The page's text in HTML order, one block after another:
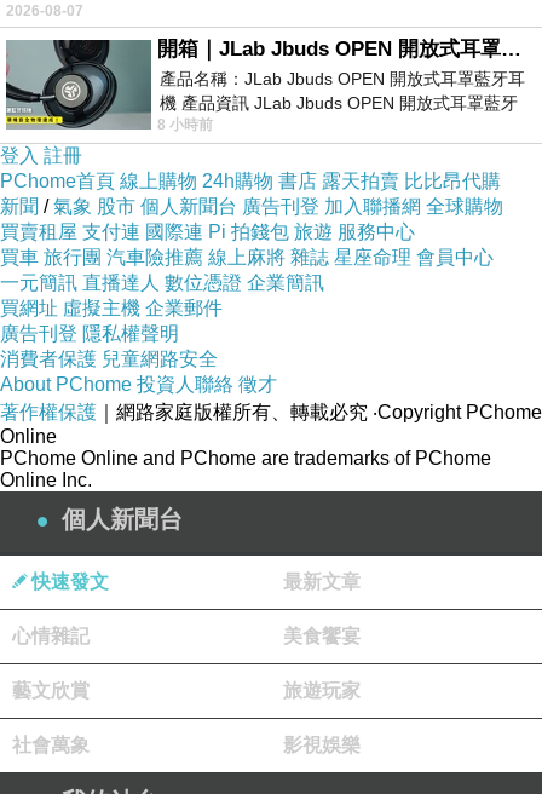
《試穿心得參考》
《FREE SIZE》
全長： 59cm 袖長： 62cm 袖口寬：
10cm
肩寬：38cm 胸圍： 44cm 下擺：
46cm
★此款商品不含內搭背心.飾品
★MODEL試穿報告：MOEDL體型纖
瘦，三圍32/23/34，身高164cm，體
重42kg，
平日穿S號，此款示範穿感覺略鬆
★商品材質手感描述：棉質材質，彈
★搭配建議：可參考下方圖檔，隨意
2026-08-07
開箱｜JLab Jbuds OPEN 開放式耳罩藍牙耳機 - 設計美學，輕巧、透氣、環境音全物理達成！
產品名稱：JLab Jbuds OPEN 開放式耳罩藍牙耳
機 產品資訊 JLab Jbuds OPEN 開放式耳罩藍牙
耳機評語：非常有特色，值得喜愛美型工
8 小時前
登入 註冊
PChome首頁 線上購物 24h購物 書店 露天拍賣 比比昂代購
新聞 /氣象 股市 個人新聞台 廣告刊登 加入聯播網 全球購物
買賣租屋 支付連 國際連 Pi 拍錢包 旅遊 服務中心
買車 旅行團 汽車險推薦 線上麻將 雜誌 星座命理 會員中心
一元簡訊 直播達人 數位憑證 企業簡訊
買網址 虛擬主機 企業郵件
廣告刊登 隱私權聲明
消費者保護 兒童網路安全
About PChome 投資人聯絡 徵才
著作權保護 ｜網路家庭版權所有、轉載必究 ‧Copyright PChome
Online
PChome Online and PChome are trademarks of PChome
Online Inc.
個人新聞台
快速發文 最新文章
心情雜記 美食饗宴
藝文欣賞 旅遊玩家
社會萬象 影視娛樂